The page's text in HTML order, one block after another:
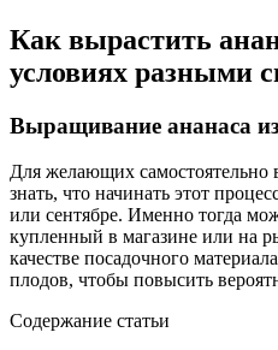
Как вырастить
условиях разными
Выращивание ананаса
Для желающих самостоятельно
знать, что начинать этот
или сентябре. Именно тогда
купленный в магазине или на
качестве посадочного
плодов, чтобы повысить
Содержание статьи